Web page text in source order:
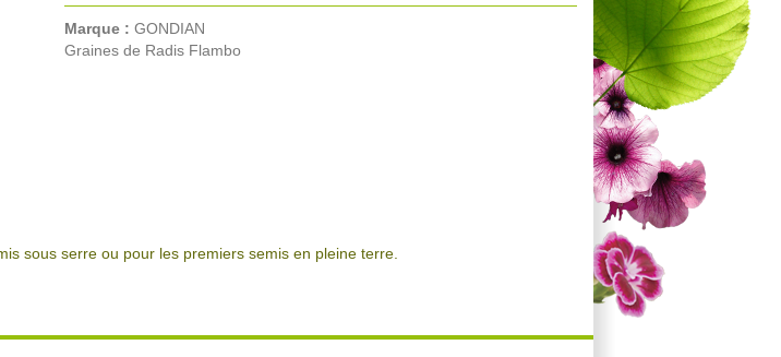
Marque : GONDIAN
Graines de Radis Flambo
sous serre ou pour les premiers semis en pleine terre.